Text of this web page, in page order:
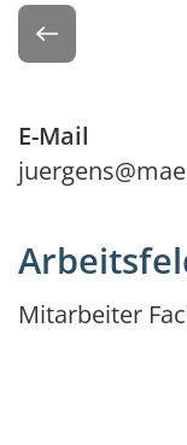
Zurück
E-Mail
Mitarbeiter